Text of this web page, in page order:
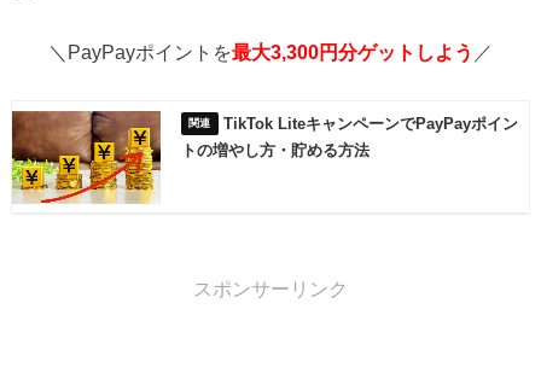
＼PayPayポイントを最大3,300円分ゲットしよう ／
TikTok LiteキャンペーンでPayPayポイン
トの増やし方・貯める方法
スポンサーリンク